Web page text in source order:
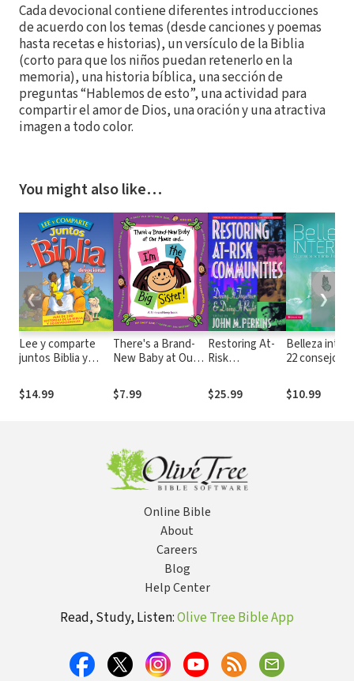
Cada devocional contiene diferentes introducciones
de acuerdo con los temas (desde canciones y poemas
hasta recetas e historias), un versículo de la Biblia
(corto para que los niños puedan retenerlo en la
memoria), una historia bíblica, una sección de
preguntas “Hablemos de esto”, una actividad para
compartir el amor de Dios, una oración y una atractiva
imagen a todo color.
You might also like…
Lee y comparte
juntos Biblia y
200 historias
bíblicas y 50
$14.99
There's a Brand-
New Baby at Our
Big Sister!
$7.99
Restoring At-
Risk
Doing It
Together and
$25.99
Belleza
22 consejos
tu carácter
$10.99
❮ ❯
Online Bible
About
Careers
Blog
Help Center
Read, Study, Listen:Olive Tree Bible App